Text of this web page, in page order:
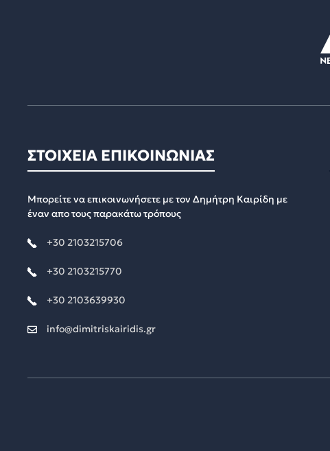
ΣΤΟΙΧΕΙΑ ΕΠΙΚΟΙΝΩΝΙΑΣ
Μπορείτε να επικοινωνήσετε με τον Δημήτρη Καιρίδη με
έναν απο τους παρακάτω τρόπους
+30 2103215706
+30 2103215770
+30 2103639930
info@dimitriskairidis.gr